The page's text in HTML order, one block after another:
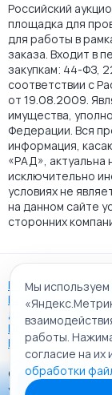
Российский
площадка для
для работы в
заказа. Входит в
закупкам: 44-ФЗ,
соответствии с
от 19.08.2009.
имущества,
Федерации. Вся
информация,
«РАД», актуальна
исключительно
условиях не
на данном сайте
сторонних
Политика АО
данных
Политика
Карта сайта
© 2009 - 2026 АО
универсальная
Мы
работы.
согласие на их
обработки